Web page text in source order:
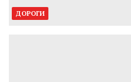
ДОРОГИ